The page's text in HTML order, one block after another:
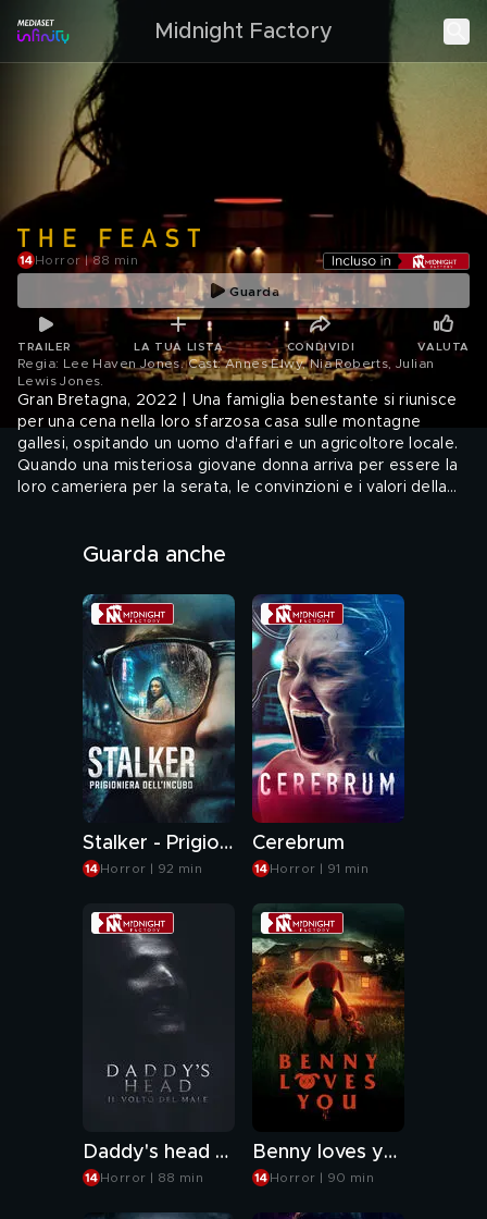
Midnight Factory
Horror | 88 min
Guarda
TRAILER LA TUA LISTA CONDIVIDI VALUTA
Regia: Lee Haven Jones. Cast: Annes Elwy, Nia Roberts, Julian
Lewis Jones
Gran Bretagna, 2022 | Una famiglia benestante si riunisce
per una cena nella loro sfarzosa casa sulle montagne
gallesi, ospitando un uomo d'affari e un agricoltore locale.
Quando una misteriosa giovane donna arriva per essere la
loro cameriera per la serata, le convinzioni e i valori della
loro vite.
Genere: HorrorGuarda anche
Stalker - Prigioniera dell'incubo
Horror | 92 min
Cerebrum
Horror | 91 min
Daddy's head - Il volto del male
Horror | 88 min
Benny loves you
Horror | 90 min